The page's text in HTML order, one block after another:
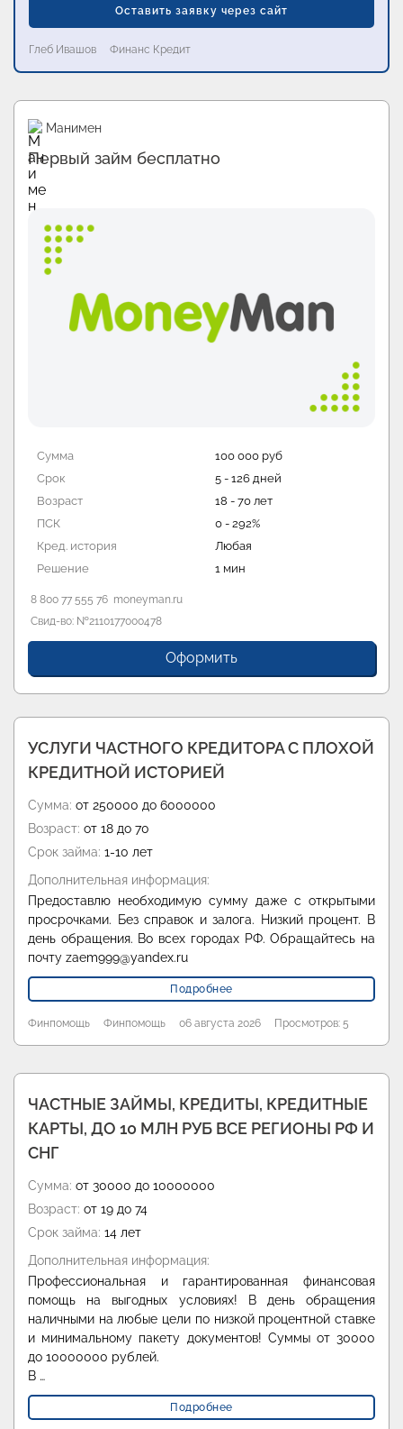
Оставить заявку через сайт
Глеб Ивашов Финанс Кредит
Промо
Займы в Fin5
25 000 руб
7 - 30 дней
18 - 70 лет
Кред. история
8 800 511 2833 finfive.ru
Свид-во: №2303336010009
Оформить
УСЛУГИ ЧАСТНОГО КРЕДИТОРА С ПЛОХОЙ
КРЕДИТНОЙ ИСТОРИЕЙ
Сумма: от 250000 до 6000000
Возраст: от 18 до 70
Срок займа: 1-10 лет
Дополнительная информация:
Предоставлю необходимую сумму даже с открытыми
просрочками. Без справок и залога. Низкий процент. В
день обращения. Во всех городах РФ. Обращайтесь на
почту zaem999@yandex.ru
Подробнее
Финпомощь Финпомощь 06 августа 2026 Просмотров: 5
ЧАСТНЫЕ ЗАЙМЫ, КРЕДИТЫ, КРЕДИТНЫЕ
КАРТЫ, ДО 10 МЛН РУБ ВСЕ РЕГИОНЫ РФ И
СНГ
Сумма: от 30000 до 10000000
Возраст: от 19 до 74
Срок займа: 14 лет
Дополнительная информация:
Профессиональная и гарантированная финансовая
помощь на выгодных условиях! В день обращения
наличными на любые цели по низкой процентной ставке
и минимальному пакету документов! Суммы от 30000
до 10000000 рублей.
В …
Подробнее